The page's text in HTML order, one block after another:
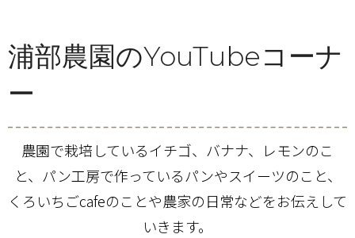
浦部農園のYouTubeコーナ
ー
農園で栽培しているイチゴ、バナナ、レモンのこ
と、パン工房で作っているパンやスイーツのこと、
くろいちごcafeのことや農家の日常などをお伝えして
いきます。